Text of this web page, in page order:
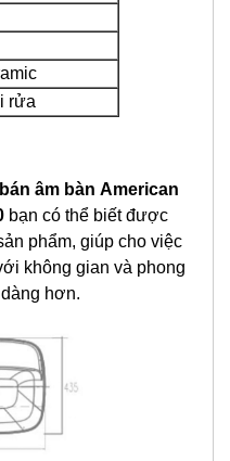
rửa
âm bàn American
bạn có thể biết được
phẩm, giúp cho việc
không gian và phong
hơn.